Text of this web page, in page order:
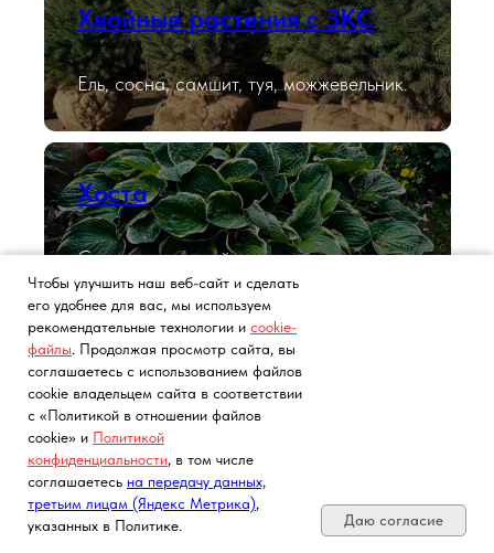
Хвойные растения с ЗКС
Ель, сосна, самшит, туя, можжевельник.
Хоста
Саженцы в контейнерах.
Лаванда
Саженцы в контейнерах.
Чтобы улучшить наш веб-сайт и сделать
его удобнее для вас, мы используем
рекомендательные технологии и cookie-
файлы. Продолжая просмотр сайта, вы
соглашаетесь с использованием файлов
cookie владельцем сайта в соответствии
с «Политикой в отношении файлов
cookie» и Политикой
конфиденциальности, в том числе
соглашаетесь на передачу данных,
третьим лицам (Яндекс Метрика),
указанных в Политике.
Даю согласие